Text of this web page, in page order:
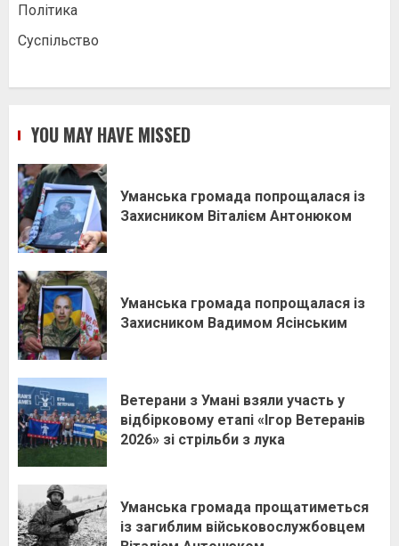
Політика
Суспільство
YOU MAY HAVE MISSED
Уманська громада попрощалася із
Захисником Віталієм Антонюком
Уманська громада попрощалася із
Захисником Вадимом Ясінським
Ветерани з Умані взяли участь у
відбірковому етапі «Ігор Ветеранів
2026» зі стрільби з лука
Уманська громада прощатиметься
із загиблим військовослужбовцем